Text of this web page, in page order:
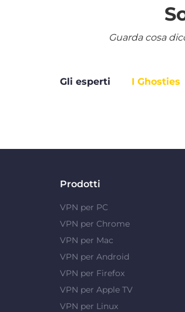
Guarda cosa
Gli esperti I Ghosties
Prodotti
VPN per PC
VPN per Chrome
VPN per Mac
VPN per Android
VPN per Firefox
VPN per Apple TV
VPN per Linux